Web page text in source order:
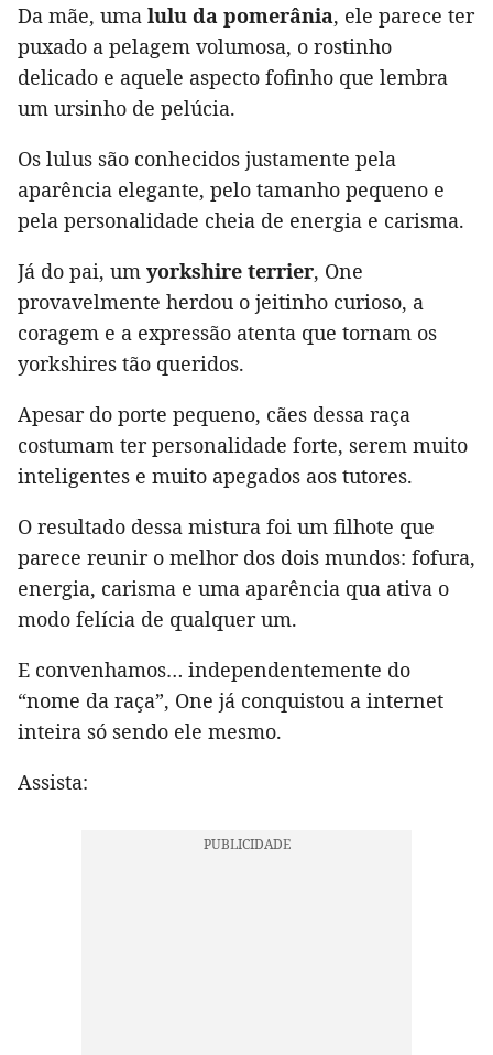
Da mãe, uma lulu da pomerânia, ele parece ter
puxado a pelagem volumosa, o rostinho
delicado e aquele aspecto fofinho que lembra
um ursinho de pelúcia.
Os lulus são conhecidos justamente pela
aparência elegante, pelo tamanho pequeno e
pela personalidade cheia de energia e carisma.
Já do pai, um yorkshire terrier, One
provavelmente herdou o jeitinho curioso, a
coragem e a expressão atenta que tornam os
yorkshires tão queridos.
Apesar do porte pequeno, cães dessa raça
costumam ter personalidade forte, serem muito
inteligentes e muito apegados aos tutores.
O resultado dessa mistura foi um filhote que
parece reunir o melhor dos dois mundos: fofura,
energia, carisma e uma aparência qua ativa o
modo felícia de qualquer um.
E convenhamos… independentemente do
“nome da raça”, One já conquistou a internet
inteira só sendo ele mesmo.
Assista: